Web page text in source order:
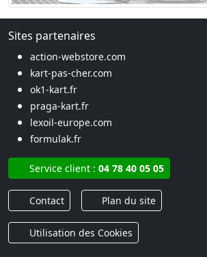
Sites partenaires
action-webstore.com
kart-pas-cher.com
ok1-kart.fr
praga-kart.fr
lexoil-europe.com
formulak.fr
Service client : 04 78 40 05 05
Contact Plan du site
Utilisation des Cookies